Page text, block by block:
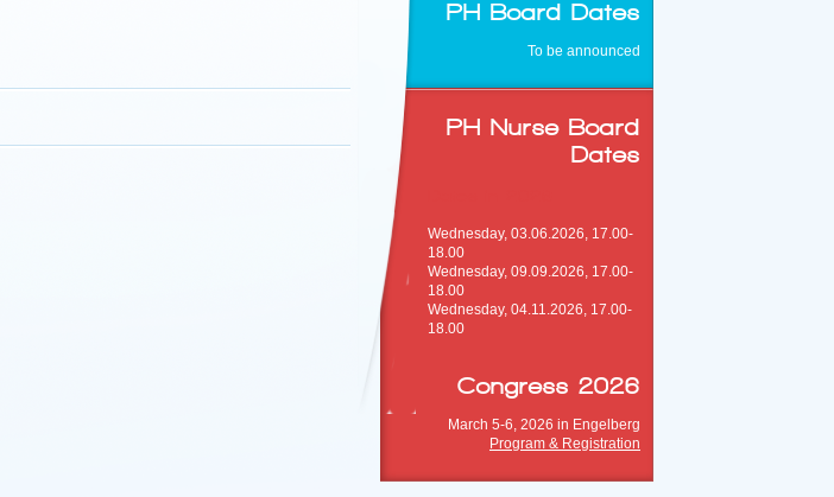
PH Board Dates
To be announced
PH Nurse Board
Dates
Wednesday, 03.06.2026, 17.00-
18.00
Wednesday, 09.09.2026, 17.00-
18.00
Wednesday, 04.11.2026, 17.00-
18.00
Congress 2026
March 5-6, 2026 in Engelberg
Program & Registration